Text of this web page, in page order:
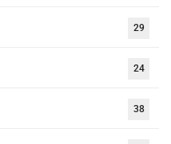
29
24
38